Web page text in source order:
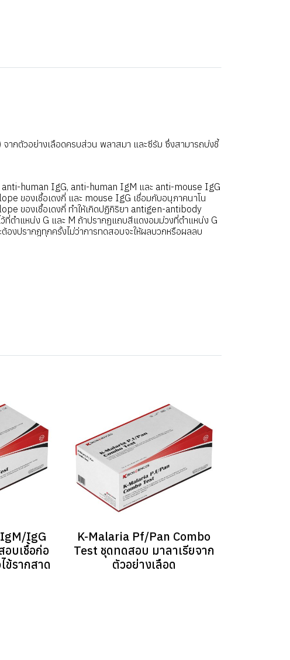
กตัวอย่างเลือดครบส่วน พลาสมา และซีรัม ซึ่งสามารถบ่งชี้
human IgG, anti-human IgM และ anti-mouse IgG
ของเชื้อเดงกี่ และ mouse IgG เชื่อมกับอนุภาคนาโน
ของเชื้อเดงกี่ ทำให้เกิดปฏิกิริยา antigen-antibody
ตำแหน่ง G และ M ถ้าปรากฏแถบสีแดงอมม่วงที่ตำแหน่ง G
งปรากฎทุกครั้งไม่ว่าการทดสอบจะให้ผลบวกหรือผลลบ
IgG
บเชื้อก่อ
ข้รากสาด
K-Malaria Pf/Pan Combo
Test ชุดทดสอบ มาลาเรียจาก
ตัวอย่างเลือด